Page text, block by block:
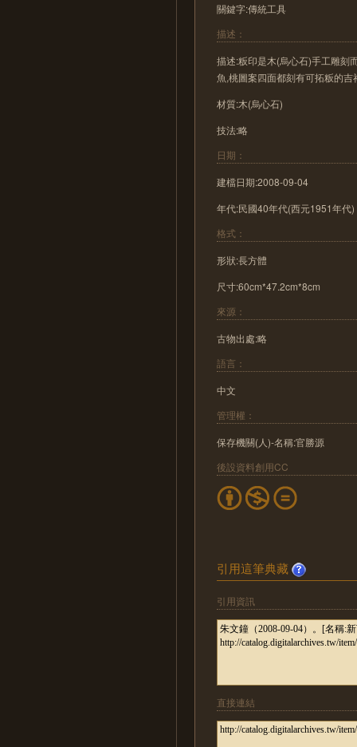
關鍵字:傳統工具
描述：
描述:粄印是木(烏心石)手工雕刻
魚,桃圖案四面都刻有可拓粄的
材質:木(烏心石)
技法:略
日期：
建檔日期:2008-09-04
年代:民國40年代(西元1951年代)
格式：
形狀:長方體
尺寸:60cm*47.2cm*8cm
來源：
古物出處:略
語言：
中文
管理權：
保存機關(人)-名稱:官勝源
後設資料創用CC
引用這筆典藏
引用資訊
直接連結